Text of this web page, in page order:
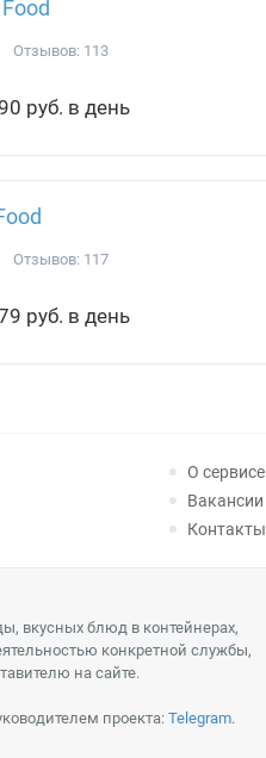
Отзывов: 113
руб. в день
Отзывов: 117
руб. в день
О сервисе
Вакансии
Контакты
вкусных блюд в контейнерах,
конкретной службы,
на сайте.
проекта:Telegram.